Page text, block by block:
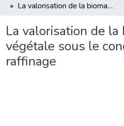
La valorisation de la biomasse végétale sous le concept du bio-raffinage
La valorisation de la
végétale sous le
raffinage